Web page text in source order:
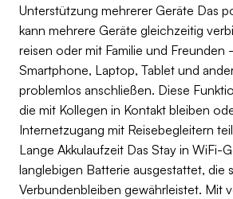
Unterstützung mehrerer Geräte Das
kann mehrere Geräte gleichzeitig
reisen oder mit Familie und
Smartphone, Laptop, Tablet und
problemlos anschließen. Diese
die mit Kollegen in Kontakt bleiben
Internetzugang mit Reisebegleitern
Lange Akkulaufzeit Das Stay in WiFi-
langlebigen Batterie ausgestattet, die
Verbundenbleiben gewährleistet. Mit